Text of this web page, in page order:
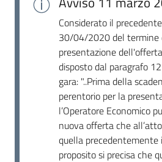
Considerato il
30/04/2020 del termine
presentazione
disposto dal paragrafo
gara: "..Prima della
perentorio per la
l’Operatore Economico
nuova offerta che
quella
proposito si precisa che